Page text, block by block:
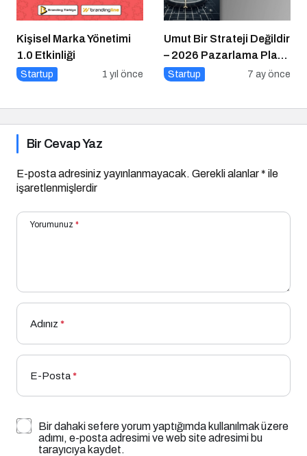
Kişisel Marka Yönetimi
1.0 Etkinliği
Startup 1 yıl önce
Umut Bir Strateji Değildir
– 2026 Pazarlama Planı
Rehberi
Startup 7 ay önce
Bir Cevap Yaz
E-posta adresiniz yayınlanmayacak. Gerekli alanlar* ile
işaretlenmişlerdir
Yorumunuz *
Adınız *
E-Posta*
Bir dahaki sefere yorum yaptığımda kullanılmak üzere
adımı, e-posta adresimi ve web site adresimi bu
tarayıcıya kaydet.